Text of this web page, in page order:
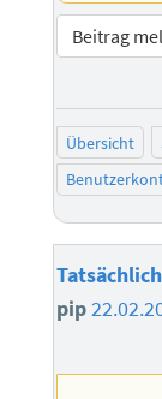
Beitrag
Übersicht
pip